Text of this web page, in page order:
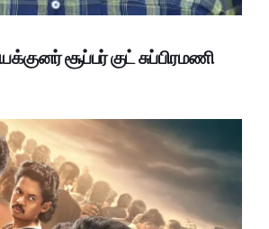
சூப்பர் குட் சுப்பிரமணி